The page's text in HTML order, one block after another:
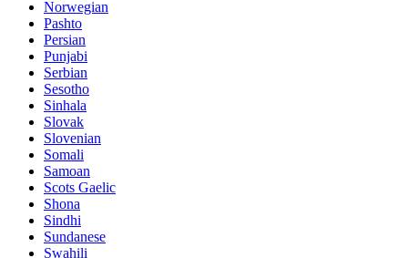
Norwegian
Pashto
Persian
Punjabi
Serbian
Sesotho
Sinhala
Slovak
Slovenian
Somali
Samoan
Scots Gaelic
Shona
Sindhi
Sundanese
Swahili